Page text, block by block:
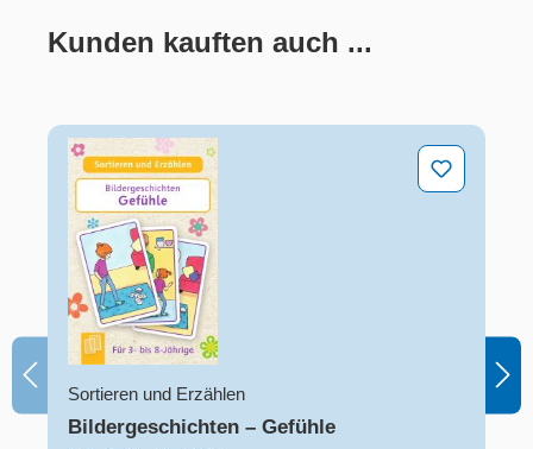
Produktgalerie überspringen
Kunden kauften auch ...
Bildergeschichten – Gefühle
Sortieren und Erzählen
Bildergeschichten – Gefühle